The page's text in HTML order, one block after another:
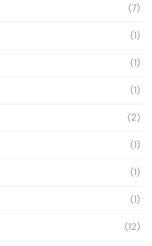
(7)
(1)
(1)
(1)
(2)
(1)
(1)
(1)
(12)